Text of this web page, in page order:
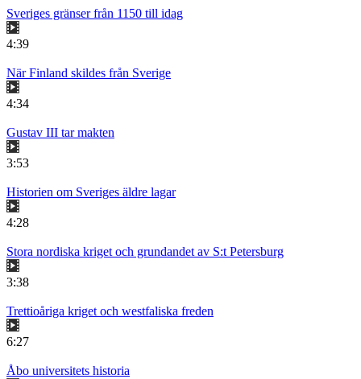
Sveriges gränser från 1150 till idag
4:39
När Finland skildes från Sverige
4:34
Gustav III tar makten
3:53
Historien om Sveriges äldre lagar
4:28
Stora nordiska kriget och grundandet av S:t Petersburg
3:38
Trettioåriga kriget och westfaliska freden
6:27
Åbo universitets historia